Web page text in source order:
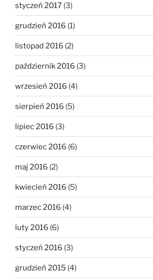
styczeń 2017 (3)
grudzień 2016 (1)
listopad 2016 (2)
październik 2016 (3)
wrzesień 2016 (4)
sierpień 2016 (5)
lipiec 2016 (3)
czerwiec 2016 (6)
maj 2016 (2)
kwiecień 2016 (5)
marzec 2016 (4)
luty 2016 (6)
styczeń 2016 (3)
grudzień 2015 (4)